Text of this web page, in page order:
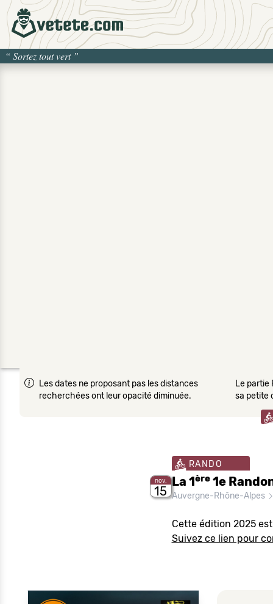
“ Sortez tout vert”
Les dates ne proposant pas les distances
recherchées ont leur opacité diminuée.
Le partie
sa petite
nov.
15
RANDO
La 1ère1e
Auvergne-Rhône-Alpes
Cette édition 2025
Suivez ce lien pour